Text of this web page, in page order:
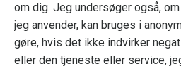
om dig. Jeg undersøger også,
jeg anvender, kan bruges i
gøre, hvis det ikke indvirker
eller den tjeneste eller service,